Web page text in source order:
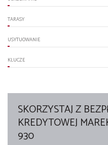
TARASY
USYTUOWANIE
KLUCZE
SKORZYSTAJ Z
KREDYTOWEJ
930